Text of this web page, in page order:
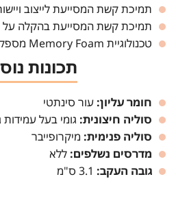
תמיכת קשת המסייעת לייצוב
תמיכת קשת המסייעת בהקלה על
טכנולוגיית Memory Foam מספקת ריפוד ונוחות מעולים
תכונות
חומר עליון: עור סינתטי
סוליה חיצונית: גומי בעל עמידות
סוליה פנימית: מיקרופייבר
מדרסים נשלפים: ללא
גובה העקב: